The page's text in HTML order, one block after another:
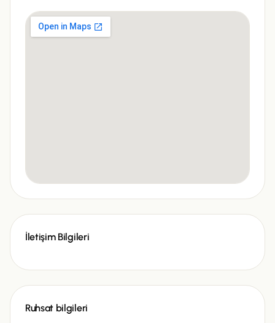
İletişim Bilgileri
Ruhsat bilgileri